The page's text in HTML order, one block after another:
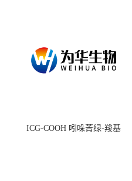
ICG-COOH 吲哚菁绿-羧基